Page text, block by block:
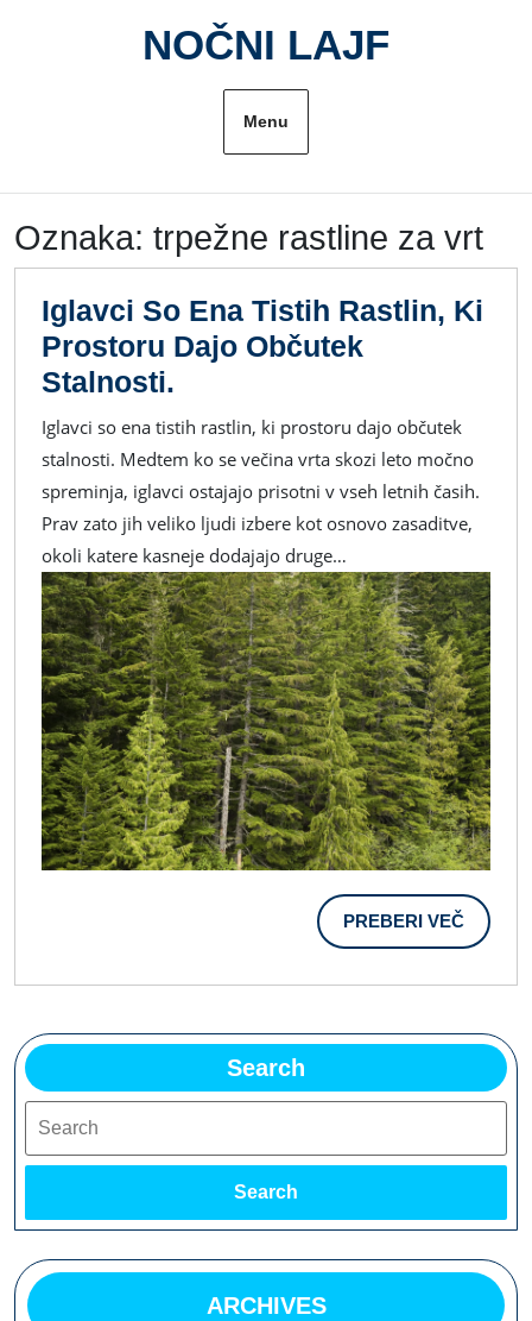
NOČNI LAJF
Menu
Oznaka: trpežne rastline za vrt
Iglavci So Ena Tistih Rastlin, Ki
Prostoru Dajo Občutek
Stalnosti.
So
Ena
Tistih
Rastlin,
Ki
Prostoru
Dajo
Občutek
Stalnosti.
Iglavci so ena tistih rastlin, ki prostoru dajo občutek
stalnosti. Medtem ko se večina vrta skozi leto močno
spreminja, iglavci ostajajo prisotni v vseh letnih časih.
Prav zato jih veliko ljudi izbere kot osnovo zasaditve,
okoli katere kasneje dodajajo druge…
PREBERI VEČ
VEČ
Search
Search
ARCHIVES